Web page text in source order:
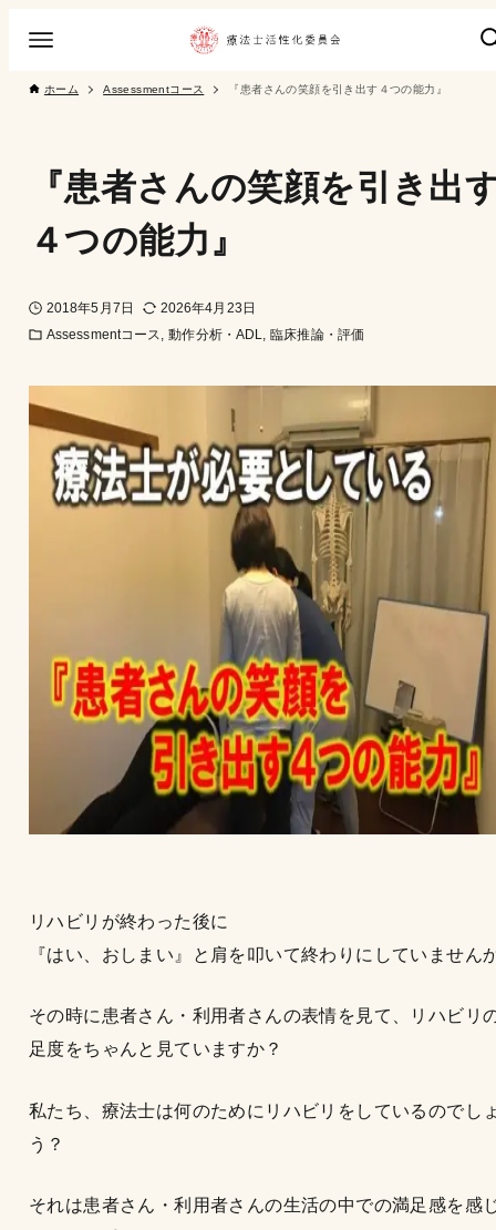
ホーム Assessmentコース 『患者さんの笑顔を引き出す４つの能力』
『患者さんの笑顔を引き出
４つの能力』
2018年5月7日
2026年4月23日
Assessmentコース
動作分析・ADL 臨床推論・評価
リハビリが終わった後に
『はい、おしまい』と肩を叩いて終わりにしていません
その時に患者さん・利用者さんの表情を見て、リハビリ
足度をちゃんと見ていますか？
私たち、療法士は何のためにリハビリをしているのでし
う？
それは患者さん・利用者さんの生活の中での満足感を感